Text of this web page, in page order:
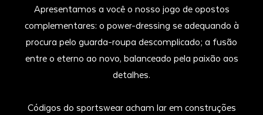
Apresentamos a você o nosso jogo de opostos
complementares: o power-dressing se adequando à
procura pelo guarda-roupa descomplicado; a fusão
entre o eterno ao novo, balanceado pela paixão aos
detalhes.
Códigos do sportswear acham lar em construções